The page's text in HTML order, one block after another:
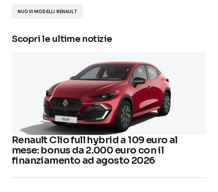
NUOVI MODELLI RENAULT
Scopri le ultime notizie
Renault Clio full hybrid a 109 euro al
mese: bonus da 2.000 euro con il
finanziamento ad agosto 2026